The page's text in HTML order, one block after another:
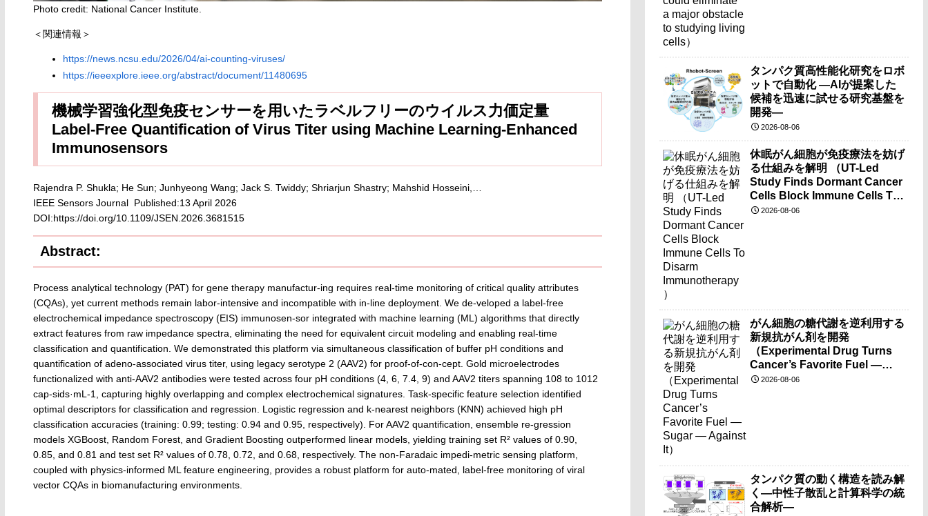
Photo credit: National Cancer Institute.
＜関連情報＞
https://news.ncsu.edu/2026/04/ai-counting-viruses/
https://ieeexplore.ieee.org/abstract/document/11480695
機械学習強化型免疫センサーを用いたラベルフリーのウイルス力価定量
Label-Free Quantification of Virus Titer using Machine Learning-Enhanced
Immunosensors
Rajendra P. Shukla; He Sun; Junhyeong Wang; Jack S. Twiddy; Shriarjun Shastry; Mahshid Hosseini,…
IEEE Sensors Journal Published:13 April 2026
DOI:https://doi.org/10.1109/JSEN.2026.3681515
Abstract:
Process analytical technology (PAT) for gene therapy manufactur-ing requires real-time monitoring of critical quality attributes
(CQAs), yet current methods remain labor-intensive and incompatible with in-line deployment. We de-veloped a label-free
electrochemical impedance spectroscopy (EIS) immunosen-sor integrated with machine learning (ML) algorithms that directly
extract features from raw impedance spectra, eliminating the need for equivalent circuit modeling and enabling real-time
classification and quantification. We demonstrated this platform via simultaneous classification of buffer pH conditions and
quantification of adeno-associated virus titer, using legacy serotype 2 (AAV2) for proof-of-con-cept. Gold microelectrodes
functionalized with anti-AAV2 antibodies were tested across four pH conditions (4, 6, 7.4, 9) and AAV2 titers spanning 108 to 1012
cap-sids·mL-1, capturing highly overlapping and complex electrochemical signatures. Task-specific feature selection identified
optimal descriptors for classification and regression. Logistic regression and k-nearest neighbors (KNN) achieved high pH
classification accuracies (training: 0.99; testing: 0.94 and 0.95, respectively). For AAV2 quantification, ensemble re-gression
models XGBoost, Random Forest, and Gradient Boosting outperformed linear models, yielding training set R² values of 0.90,
0.85, and 0.81 and test set R² values of 0.78, 0.72, and 0.68, respectively. The non-Faradaic impedi-metric sensing platform,
coupled with physics-informed ML feature engineering, provides a robust platform for auto-mated, label-free monitoring of viral
vector CQAs in biomanufacturing environments.
タンパク質高性能化研究をロボ
ットで自動化 ―AIが提案した
候補を迅速に試せる研究基盤を
開発―
2026-08-06
休眠がん細胞が免疫療法を妨げ
る仕組みを解明 （UT-Led
Study Finds Dormant Cancer
Cells Block Immune Cells To
Disarm Immunotherapy）
2026-08-06
がん細胞の糖代謝を逆利用する
新規抗がん剤を開発
（Experimental Drug Turns
Cancer’s Favorite Fuel —
Sugar — Against It）
2026-08-06
タンパク質の動く構造を読み解
く―中性子散乱と計算科学の統
合解析―